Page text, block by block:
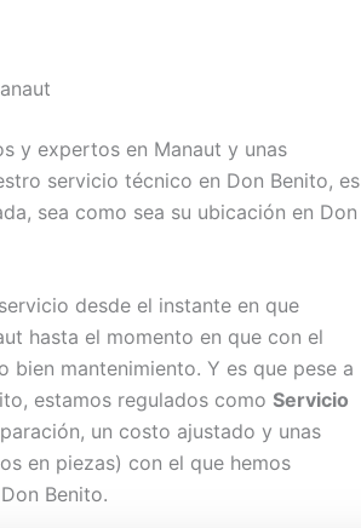
y expertos en Manaut y unas
servicio técnico en Don Benito, es
sea como sea su ubicación en Don
desde el instante en que
hasta el momento en que con el
mantenimiento. Y es que pese a
estamos regulados como Servicio
un costo ajustado y unas
en piezas) con el que hemos
Benito.